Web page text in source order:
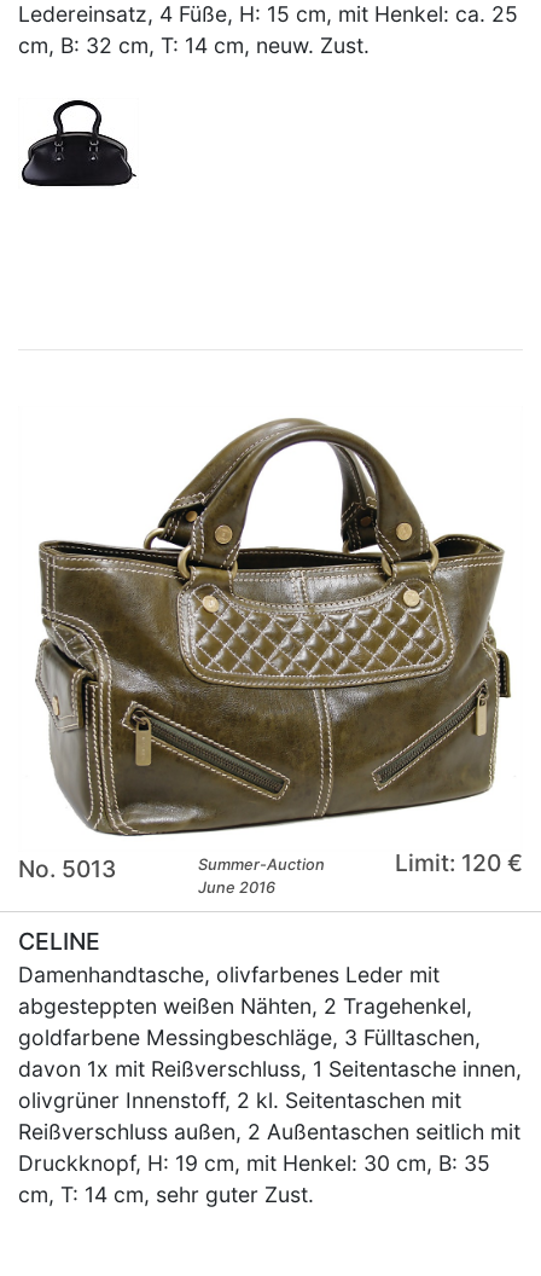
Ledereinsatz, 4 Füße, H: 15 cm, mit Henkel: ca. 25
cm, B: 32 cm, T: 14 cm, neuw. Zust.
No. 5013
Summer-Auction
June 2016
Limit: 120 €
CELINE
Damenhandtasche, olivfarbenes Leder mit
abgesteppten weißen Nähten, 2 Tragehenkel,
goldfarbene Messingbeschläge, 3 Fülltaschen,
davon 1x mit Reißverschluss, 1 Seitentasche innen,
olivgrüner Innenstoff, 2 kl. Seitentaschen mit
Reißverschluss außen, 2 Außentaschen seitlich mit
Druckknopf, H: 19 cm, mit Henkel: 30 cm, B: 35
cm, T: 14 cm, sehr guter Zust.